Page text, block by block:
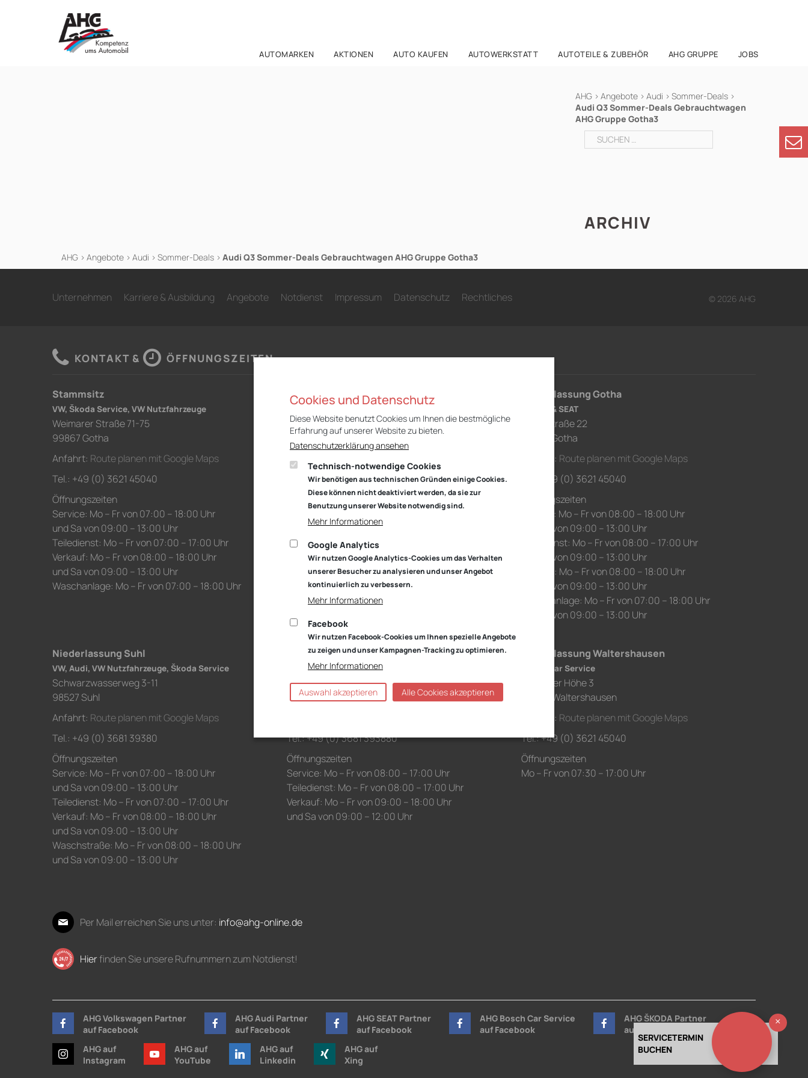
AUTOMARKEN AKTIONEN AUTO KAUFEN AUTOWERKSTATT AUTOTEILE & ZUBEHÖR AHG GRUPPE JOBS
AHG > Angebote > Audi > Sommer-Deals >
Audi Q3 Sommer-Deals Gebrauchtwagen
AHG Gruppe Gotha3
Suchen
nach:
ARCHIV
AHG > Angebote > Audi > Sommer-Deals > Audi Q3 Sommer-Deals Gebrauchtwagen AHG Gruppe Gotha3
SERVICETERMIN
BUCHEN
© 2026 AHG
Unternehmen Karriere & Ausbildung Angebote Notdienst Impressum Datenschutz Rechtliches
KONTAKT & ÖFFNUNGSZEITEN
Stammsitz
VW, Škoda Service, VW Nutzfahrzeuge
Weimarer Straße 71-75
99867 Gotha
Anfahrt: Route planen mit Google Maps
Tel.: +49 (0) 3621 45040
Öffnungszeiten
Service: Mo – Fr von 07:00 – 18:00 Uhr
und Sa von 09:00 – 13:00 Uhr
Teiledienst: Mo – Fr von 07:00 – 17:00 Uhr
Verkauf: Mo – Fr von 08:00 – 18:00 Uhr
und Sa von 09:00 – 13:00 Uhr
Waschanlage: Mo – Fr von 07:00 – 18:00 Uhr
Niederlassung Gotha
Cyrusstraße 22
99867 Gotha
Anfahrt:
Tel.: +49 (0) 3621 45040
Öffnungszeiten
Service: Mo – Fr von 07:00 – 18:00 Uhr
und Sa von 09:00 – 13:00 Uhr
Teiledienst: Mo – Fr von 07:00 – 17:00 Uhr
und Sa von 09:00 – 13:00 Uhr
Verkauf: Mo – Fr von 08:00 – 18:00 Uhr
und Sa von 09:00 – 13:00 Uhr
Waschanlage: Mo – Fr von 07:00 – 18:00 Uhr
Niederlassung Gotha
CUPRA & SEAT
Cyrusstraße 22
99867 Gotha
Anfahrt: Route planen mit Google Maps
Tel.: +49 (0) 3621 45040
Öffnungszeiten
Service: Mo – Fr von 08:00 – 18:00 Uhr
und Sa von 09:00 – 13:00 Uhr
Teiledienst: Mo – Fr von 08:00 – 17:00 Uhr
und Sa von 09:00 – 13:00 Uhr
Verkauf: Mo – Fr von 08:00 – 18:00 Uhr
und Sa von 09:00 – 13:00 Uhr
Waschanlage: Mo – Fr von 07:00 – 18:00 Uhr
und Sa von 09:00 – 13:00 Uhr
Niederlassung Suhl
VW, Audi, VW Nutzfahrzeuge, Škoda Service
Schwarzwasserweg 3-11
98527 Suhl
Anfahrt: Route planen mit Google Maps
Tel.: +49 (0) 3681 39380
Öffnungszeiten
Service: Mo – Fr von 07:00 – 18:00 Uhr
und Sa von 09:00 – 13:00 Uhr
Teiledienst: Mo – Fr von 07:00 – 17:00 Uhr
Verkauf: Mo – Fr von 08:00 – 18:00 Uhr
und Sa von 09:00 – 13:00 Uhr
Waschstraße: Mo – Fr von 08:00 – 18:00 Uhr
und Sa von 09:00 – 13:00 Uhr
Niederlassung Wichtshausen
Škoda
Obere Aue 9
98529 Suhl
Tel.: +49 (0) 3681 393880
Öffnungszeiten
Service: Mo – Fr von 08:00 – 17:00 Uhr
Teiledienst: Mo – Fr von 08:00 – 17:00 Uhr
Verkauf: Mo – Fr von 09:00 – 18:00 Uhr
und Sa von 09:00 – 12:00 Uhr
Niederlassung Waltershausen
Bosch Car Service
Lauchaer Höhe 3
99880 Waltershausen
Anfahrt: Route planen mit Google Maps
Tel.: +49 (0) 3621 45040
Öffnungszeiten
Mo – Fr von 07:30 – 17:00 Uhr
Per Mail erreichen Sie uns unter: info@ahg-online.de
Hierfinden Sie unsere Rufnummern zum Notdienst!
AHG Volkswagen Partner
auf Facebook
AHG Audi Partner
auf Facebook
AHG SEAT Partner
auf Facebook
AHG Bosch Car Service
auf Facebook
AHG ŠKODA Partner
auf Facebook
AHG auf
Instagram
AHG auf
YouTube
AHG auf
Linkedin
AHG auf
Xing
Cookies und Datenschutz
Diese Website benutzt Cookies um Ihnen die bestmögliche
Erfahrung auf unserer Website zu bieten.
Datenschutzerklärung ansehen
Technisch-notwendige Cookies
Wir benötigen aus technischen Gründen einige Cookies.
Diese können nicht deaktiviert werden, da sie zur
Benutzung unserer Website notwendig sind.
Mehr Informationen
Google Analytics
Wir nutzen Google Analytics-Cookies um das Verhalten
unserer Besucher zu analysieren und unser Angebot
kontinuierlich zu verbessern.
Mehr Informationen
Facebook
Wir nutzen Facebook-Cookies um Ihnen spezielle Angebote
zu zeigen und unser Kampagnen-Tracking zu optimieren.
Mehr Informationen
Auswahl akzeptieren Alle Cookies akzeptieren